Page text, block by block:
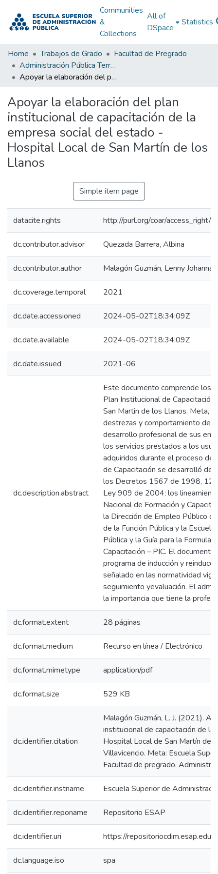
Communities
&
Collections
All of
DSpace
Statistics
Home Trabajos de Grado
Facultad de Pregrado
Administración Pública Territorial (APT)
Apoyar la elaboración del plan institucional de capacitación de la empresa social del estado - Hospital Local de San Martín de los Llanos
Apoyar la elaboración del plan
institucional de capacitación de la
empresa social del estado -
Hospital Local de San Martín de los
Llanos
Simple item page
datacite.rights http://purl.org/coar/access_right/
dc.contributor.advisor Quezada Barrera, Albina
dc.contributor.author Malagón Guzmán, Lenny Johanna
dc.coverage.temporal 2021
dc.date.accessioned 2024-05-02T18:34:09Z
dc.date.available 2024-05-02T18:34:09Z
dc.date.issued 2021-06
dc.description.abstract
Este documento comprende los
Plan Institucional de
San Martin de los Llanos, Meta,
destrezas y comportamiento de
desarrollo profesional de sus
los servicios prestados a los
adquiridos durante el proceso de
de Capacitación se desarrolló de
los Decretos 1567 de 1998,
Ley 909 de 2004; los
Nacional de Formación y
la Dirección de Empleo Público
de la Función Pública y la
Pública y la Guía para la
Capacitación – PIC. El
programa de inducción y
señalado en las normatividad
seguimiento yevaluación. El
la importancia que tiene la
dc.format.extent 28 páginas
dc.format.medium Recurso en línea / Electrónico
dc.format.mimetype application/pdf
dc.format.size 529 KB
dc.identifier.citation
Malagón Guzmán, L. J. (2021).
institucional de capacitación de
Hospital Local de San Martín de
Villavicencio. Meta: Escuela
Facultad de pregrado.
dc.identifier.instname Escuela Superior de
dc.identifier.reponame Repositorio ESAP
dc.identifier.uri https://
dc.language.iso spa